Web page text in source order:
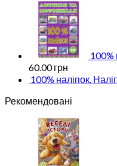
100%
60.00грн
100% наліпок.
Рекомендовані